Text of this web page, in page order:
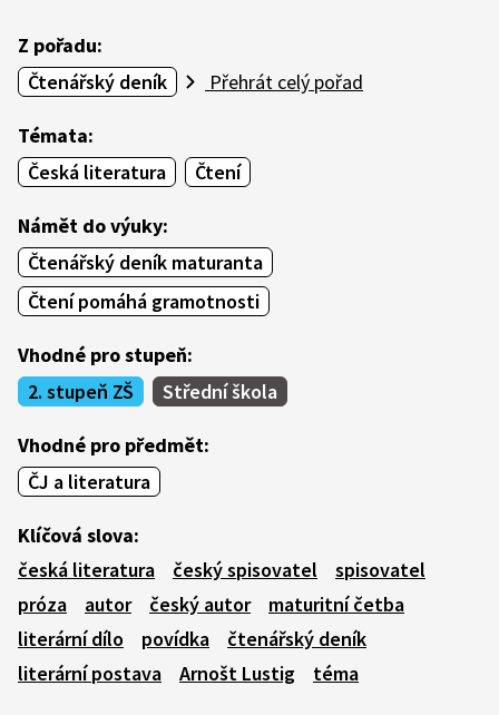
Z pořadu:
Čtenářský deník
Přehrát celý pořad
Témata:
Česká literatura
Čtení
Námět do výuky:
Čtenářský deník maturanta
Čtení pomáhá gramotnosti
Vhodné pro stupeň:
2. stupeň ZŠ
Střední škola
Vhodné pro předmět:
ČJ a literatura
Klíčová slova:
česká literatura
český spisovatel
spisovatel
próza
autor český autor
maturitní četba
literární dílo
povídka
čtenářský deník
literární postava
Arnošt Lustig téma